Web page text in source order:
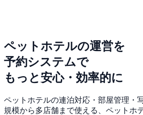
ペットホテルの運営を
予約システムで
もっと安心・効率的に
ペットホテルの連泊対応・部屋管理・
規模から多店舗まで使える、ペットホ